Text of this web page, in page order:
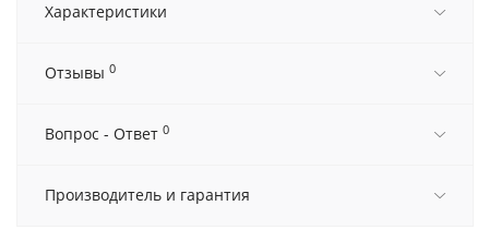
Характеристики
Отзывы 0
Вопрос - Ответ 0
Производитель и гарантия